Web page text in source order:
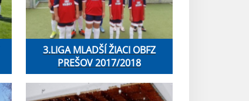
3.LIGA MLADŠÍ ŽIACI OBFZ
PREŠOV 2017/2018